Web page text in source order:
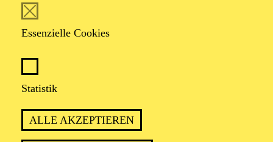
Essenzielle Cookies
Statistik
ALLE AKZEPTIEREN
WIKINGER-LEGENDE ERSTMALS
AUF DER OPERNBÜHNE